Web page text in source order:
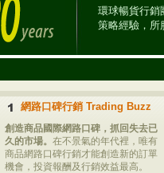
環球暢貨行銷
策略經驗，所
網路口碑行銷 Trading Buzz
創造商品國際網路口碑，抓回失去已
久的市場。 在不景氣的年代裡，唯有
商品網路口碑行銷才能創造新的訂單
機會，投資報酬及行銷效益最高。